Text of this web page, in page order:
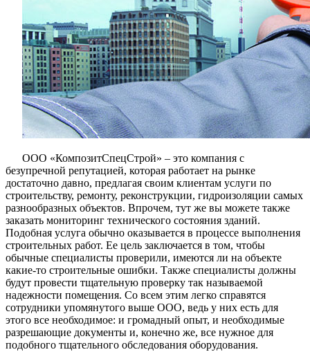
ООО «КомпозитСпецСтрой» – это компания с
безупречной репутацией, которая работает на рынке
достаточно давно, предлагая своим клиентам услуги по
строительству, ремонту, реконструкции, гидроизоляции самых
разнообразных объектов. Впрочем, тут же вы можете также
заказать мониторинг технического состояния зданий.
Подобная услуга обычно оказывается в процессе выполнения
строительных работ. Ее цель заключается в том, чтобы
обычные специалисты проверили, имеются ли на объекте
какие-то строительные ошибки. Также специалисты должны
будут провести тщательную проверку так называемой
надежности помещения. Со всем этим легко справятся
сотрудники упомянутого выше ООО, ведь у них есть для
этого все необходимое: и громадный опыт, и необходимые
разрешающие документы и, конечно же, все нужное для
подобного тщательного обследования оборудования.